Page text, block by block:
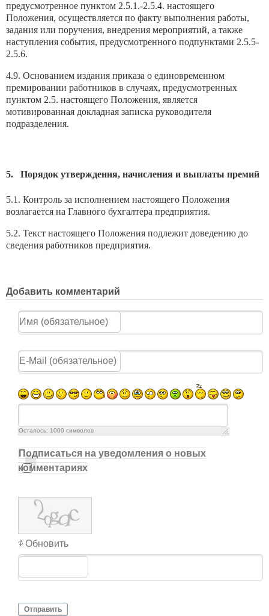
предусмотренное пунктом 2.5.1.-2.5.4. настоящего
Положения, осуществляется по факту выполнения работы,
задания или поручения, внедрения мероприятий, а также
наступления события, предусмотренного подпунктами 2.5.5-
2.5.6.
4.9. Основанием издания приказа о единовременном
премировании работников в случаях, предусмотренных
пунктом 2.5. настоящего Положения, является
мотивированная докладная записка руководителя
подразделения.
5. Порядок утверждения, начисления и выплаты премий
5.1. Контроль за исполнением настоящего Положения
возлагается на Главного бухгалтера предприятия.
5.2. Текст настоящего Положения подлежит доведению до
сведения работников предприятия.
Добавить комментарий
Осталось: 1000 символов
Подписаться на уведомления о новых
комментариях
Обновить
Отправить